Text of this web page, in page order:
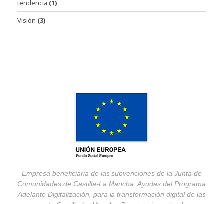
tendencia (1)
Visión (3)
Empresa beneficiaria de las subvenciones de la Junta de
Comunidades de Castilla-La Mancha: Ayudas del Programa
Adelante Digitalización, para la transformación digital de las